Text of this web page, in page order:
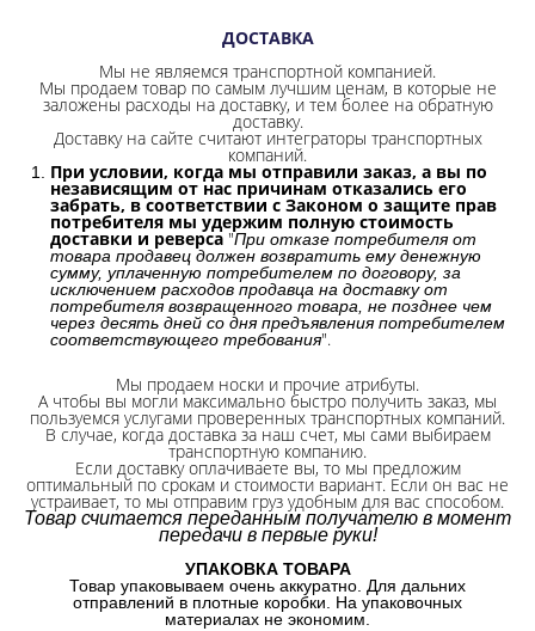
ДОСТАВКА
Мы не являемся транспортной компанией.
Мы продаем товар по самым лучшим ценам, в которые не
заложены расходы на доставку, и тем более на обратную
доставку.
Доставку на сайте считают интеграторы транспортных
компаний.
При условии, когда мы отправили заказ, а вы по
независящим от нас причинам отказались его
забрать, в соответствии с Законом о защите прав
потребителя мы удержим полную стоимость
доставки и реверса "При отказе потребителя от
товара продавец должен возвратить ему денежную
сумму, уплаченную потребителем по договору, за
исключением расходов продавца на доставку от
потребителя возвращенного товара, не позднее чем
через десять дней со дня предъявления потребителем
соответствующего требования".
Мы продаем носки и прочие атрибуты.
А чтобы вы могли максимально быстро получить заказ, мы
пользуемся услугами проверенных транспортных компаний.
В случае, когда доставка за наш счет, мы сами выбираем
транспортную компанию.
Если доставку оплачиваете вы, то мы предложим
оптимальный по срокам и стоимости вариант. Если он вас не
устраивает, то мы отправим груз удобным для вас способом.
Товар считается переданным получателю в момент
передачи в первые руки!
УПАКОВКА ТОВАРА
Товар упаковываем очень аккуратно. Для дальних
отправлений в плотные коробки. На упаковочных
материалах не экономим.